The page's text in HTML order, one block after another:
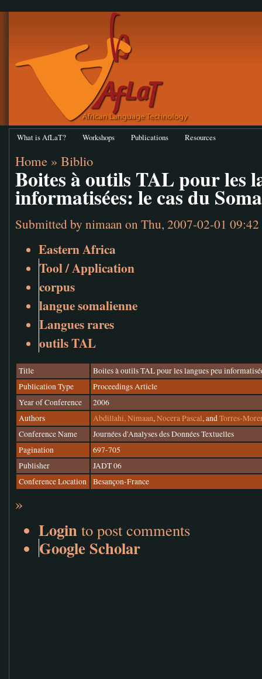
What is AfLaT? Workshops Publications Resources
Home » Biblio
Boites à outils TAL pour les
informatisées: le cas du
Submitted by nimaan on Thu, 2007-02-01 09:42
Eastern Africa
Tool / Application
corpus
langue somalienne
Langues rares
outils TAL
Title
Boites à outils TAL pour les langues peu
Publication Type
Proceedings Article
Year of Conference
2006
Authors
Abdillahi, Nimaan,Nocera Pascal, andTorres-
Conference Name
Journées d'Analyses des Données Textuelles
Pagination
697-705
Publisher
JADT 06
Conference Location
Besançon-France
»
Login to post comments
Google Scholar